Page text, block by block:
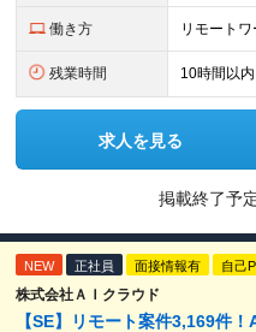
働き方 リモート
残業時間 10時間以内
求人を見る
掲載終了予
NEW 正社員 面接情報有 自己
株式会社ＡＩクラウド
【SE】リモート案件3,169件